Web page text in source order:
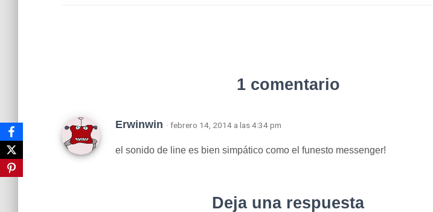
1 comentario
Erwinwin · febrero 14, 2014 a las 4:34 pm
el sonido de line es bien simpático como el funesto messenger!
Deja una respuesta